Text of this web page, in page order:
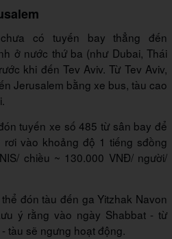
có tuyến bay thẳng đến
ở nước thứ ba (như Dubai, Thái
khi đến Tev Aviv. Từ Tev Aviv,
Jerusalem bằng xe bus, tàu cao
tuyến xe số 485 từ sân bay để
vào khoảng độ 1 tiếng sđồng
chiều ~ 130.000 VNĐ/ người/
đón tàu đến ga Yitzhak Navon
ý rằng vào ngày Shabbat - từ
tàu sẽ ngưng hoạt động.